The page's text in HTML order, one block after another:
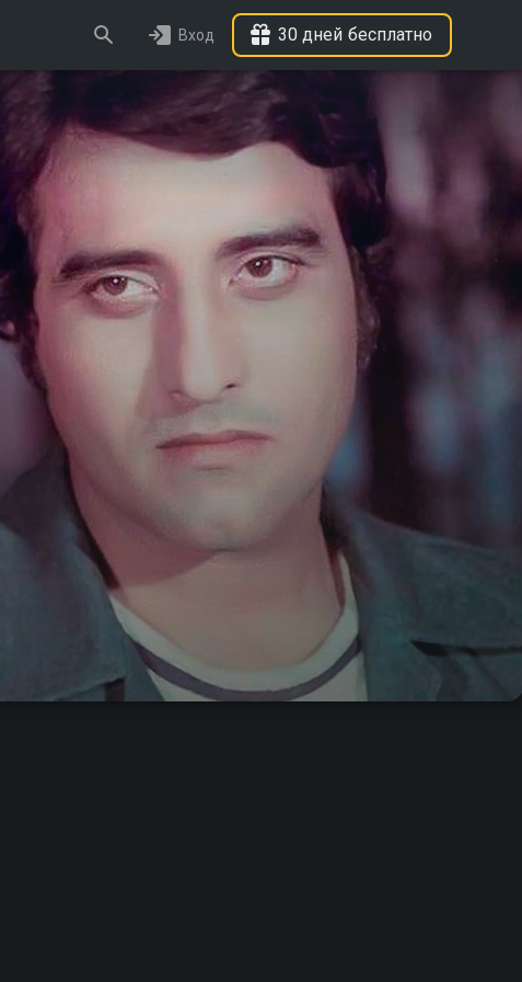
Вход 30 дней бесплатно